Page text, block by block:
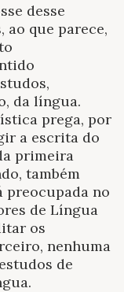
desse
ao que parece,
da língua.
prega, por
a escrita do
primeira
também
no
de Língua
os
nenhuma
de